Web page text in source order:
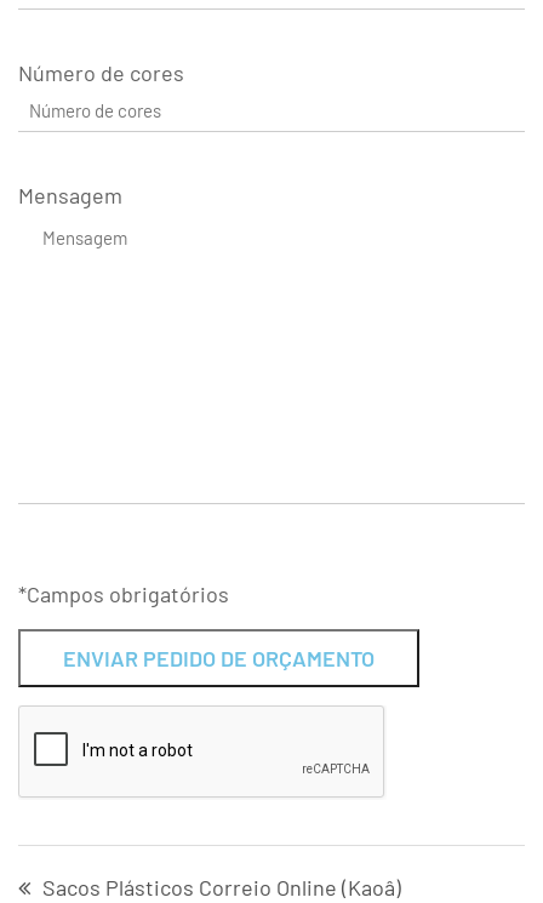
Número de cores
Mensagem
*Campos obrigatórios
Sacos Plásticos Correio Online (Kaoâ)